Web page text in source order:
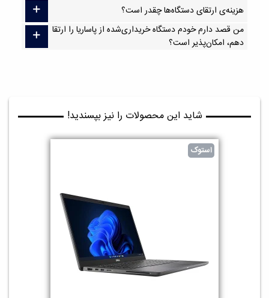
هزینه‌ی ارتقای دستگاه‌ها چقدر است؟
من قصد دارم خودم دستگاه خریداری‌شده از پاساریا را ارتقا
دهم، امکان‌پذیر است؟
شاید این محصولات را نیز بپسندید!
استوک